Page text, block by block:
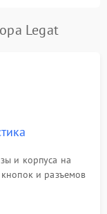
Legat
и корпуса на
и разъемов
на экран,
системных